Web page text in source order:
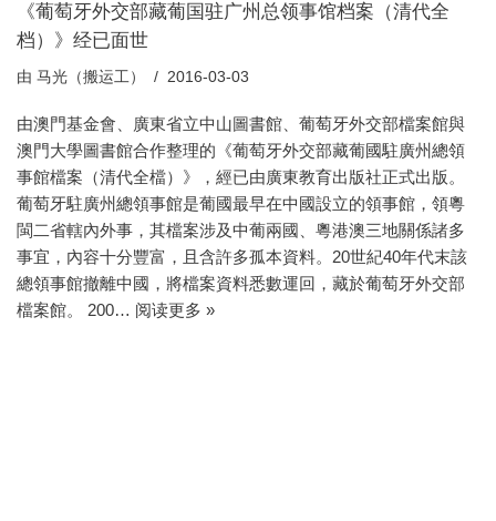
《葡萄牙外交部藏葡国驻广州总领事馆档案（清代全
档）》经已面世
由 马光（搬运工） 2016-03-03
由澳門基金會、廣東省立中山圖書館、葡萄牙外交部檔案館與
澳門大學圖書館合作整理的《葡萄牙外交部藏葡國駐廣州總領
事館檔案（清代全檔）》，經已由廣東教育出版社正式出版。
葡萄牙駐廣州總領事館是葡國最早在中國設立的領事館，領粵
閩二省轄內外事，其檔案涉及中葡兩國、粵港澳三地關係諸多
事宜，內容十分豐富，且含許多孤本資料。20世紀40年代末該
總領事館撤離中國，將檔案資料悉數運回，藏於葡萄牙外交部
檔案館。 200… 阅读更多 »